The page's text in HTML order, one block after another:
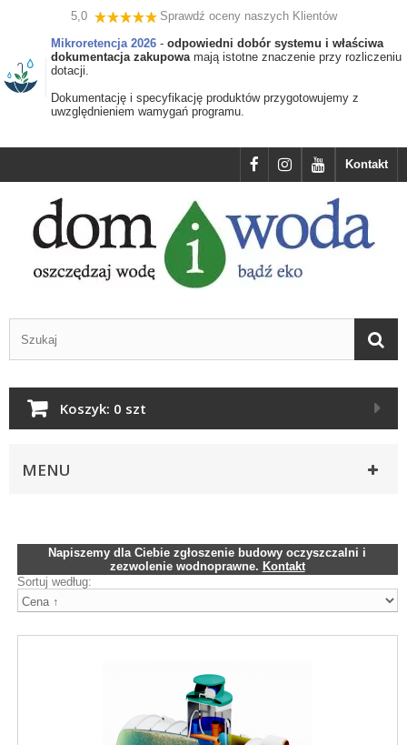
5,0
Sprawdź oceny naszych Klientów
Mikroretencja 2026 - odpowiedni dobór systemu i właściwa
dokumentacja zakupowamają istotne znaczenie przy rozliczeniu
dotacji.
Dokumentację i specyfikację produktów przygotowujemy z
uwzględnieniem wamygań programu.
Kontakt
Koszyk: 0 szt
MENU
Napiszemy dla Ciebie zgłoszenie budowy oczyszczalni i
zezwolenie wodnoprawne. Kontakt
Sortuj według: